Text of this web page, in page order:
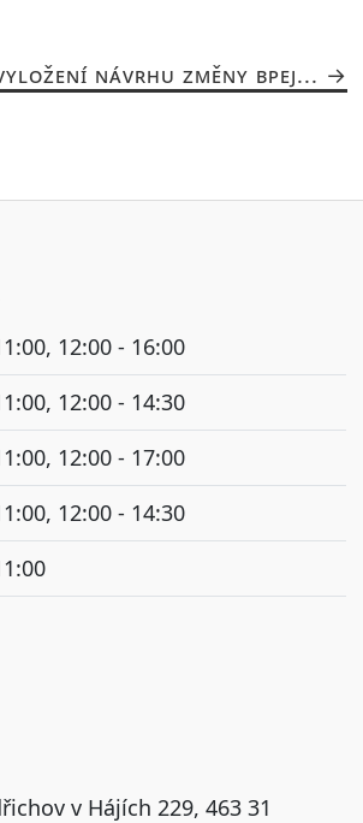
NÁVRHU ZMĚNY BPEJ...
12:00 - 16:00
12:00 - 14:30
12:00 - 17:00
12:00 - 14:30
v Hájích 229, 463 31